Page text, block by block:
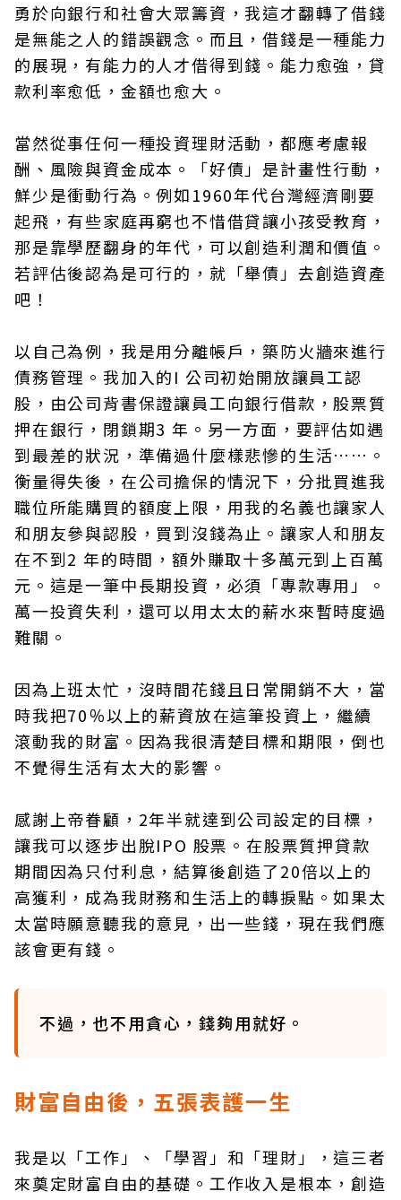
勇於向銀行和社會大眾籌資，我這才翻轉了借錢
是無能之人的錯誤觀念。而且，借錢是一種能力
的展現，有能力的人才借得到錢。能力愈強，貸
款利率愈低，金額也愈大。
當然從事任何一種投資理財活動，都應考慮報
酬、風險與資金成本。「好債」是計畫性行動，
鮮少是衝動行為。例如1960年代台灣經濟剛要
起飛，有些家庭再窮也不惜借貸讓小孩受教育，
那是靠學歷翻身的年代，可以創造利潤和價值。
若評估後認為是可行的，就「舉債」去創造資產
吧！
以自己為例，我是用分離帳戶，築防火牆來進行
債務管理。我加入的I 公司初始開放讓員工認
股，由公司背書保證讓員工向銀行借款，股票質
押在銀行，閉鎖期3 年。另一方面，要評估如遇
到最差的狀況，準備過什麼樣悲慘的生活……。
衡量得失後，在公司擔保的情況下，分批買進我
職位所能購買的額度上限，用我的名義也讓家人
和朋友參與認股，買到沒錢為止。讓家人和朋友
在不到2 年的時間，額外賺取十多萬元到上百萬
元。這是一筆中長期投資，必須「專款專用」。
萬一投資失利，還可以用太太的薪水來暫時度過
難關。
因為上班太忙，沒時間花錢且日常開銷不大，當
時我把70％以上的薪資放在這筆投資上，繼續
滾動我的財富。因為我很清楚目標和期限，倒也
不覺得生活有太大的影響。
感謝上帝眷顧，2年半就達到公司設定的目標，
讓我可以逐步出脫IPO 股票。在股票質押貸款
期間因為只付利息，結算後創造了20倍以上的
高獲利，成為我財務和生活上的轉捩點。如果太
太當時願意聽我的意見，出一些錢，現在我們應
該會更有錢。
不過，也不用貪心，錢夠用就好。
財富自由後，五張表護一生
我是以「工作」、「學習」和「理財」，這三者
來奠定財富自由的基礎。工作收入是根本，創造